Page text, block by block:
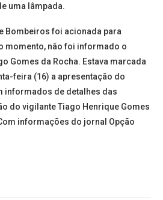
uma lâmpada.
Bombeiros foi acionada para
momento, não foi informado o
Gomes da Rocha. Estava marcada
feira (16) a apresentação do
informados de detalhes das
do vigilante Tiago Henrique Gomes
informações do jornal Opção